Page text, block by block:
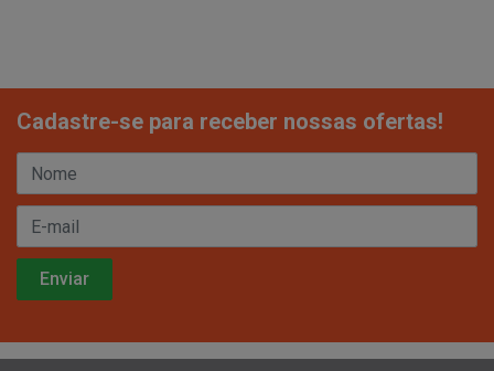
Cadastre-se para receber nossas ofertas!